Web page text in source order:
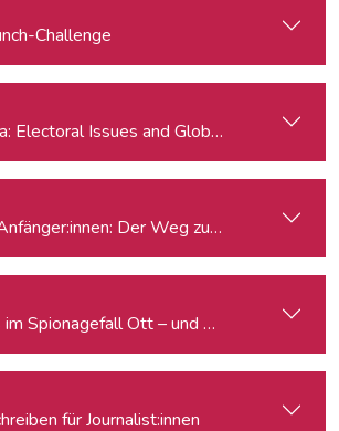
Challenge
Electoral Issues and Global Ambitions
Der Weg zum eigenen
Spionagefall Ott – und wie reagiert die
für Journalist:innen